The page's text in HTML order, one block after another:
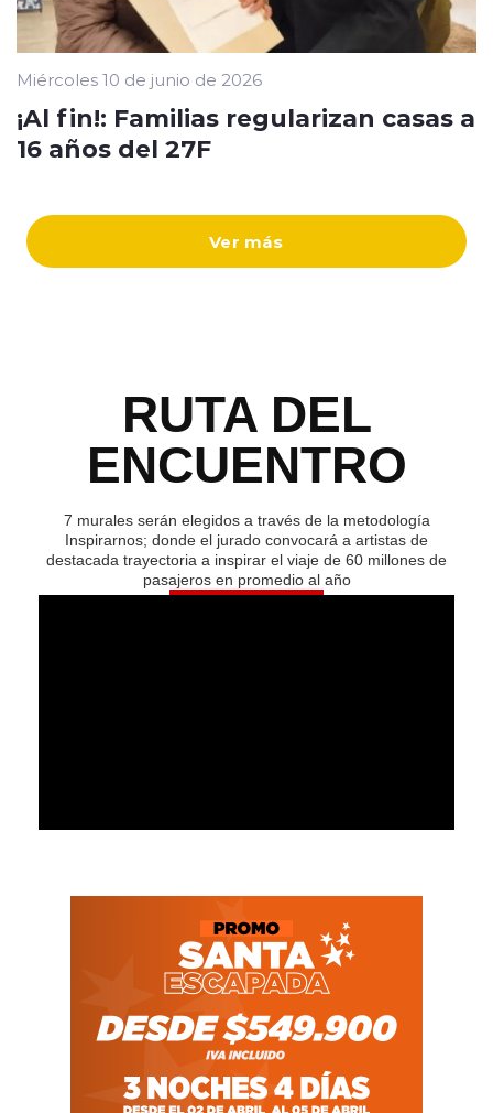
Ver más
Miércoles 10 de junio de 2026
¡Al fin!: Familias regularizan casas a
16 años del 27F
RUTA DEL
ENCUENTRO
7 murales serán elegidos a través de la metodología
Inspirarnos; donde el jurado convocará a artistas de
destacada trayectoria a inspirar el viaje de 60 millones de
pasajeros en promedio al año